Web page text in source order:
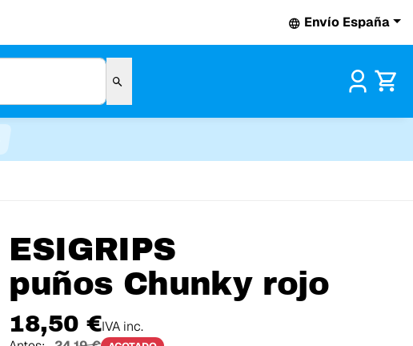
Envío España
ESIGRIPS
puños Chunky rojo
18,50 €IVA inc.